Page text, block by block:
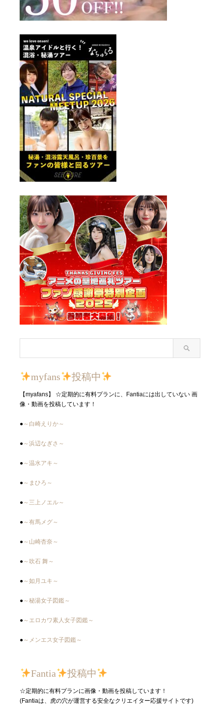
myfans 投稿中
【myafans】 ☆定期的に有料プランに、Fantiaには出していない 画
像・動画を投稿しています！
●～白崎えりか～
●～浜辺なぎさ～
●～温水アキ～
●～まひろ～
●～三上ノエル～
●～有馬メグ～
●～山崎杏奈～
●～吹石 舞～
●～如月ユキ～
●～秘湯女子図鑑～
●～エロカワ素人女子図鑑～
●～メンエス女子図鑑～
Fantia 投稿中
☆定期的に有料プランに画像・動画を投稿しています！
(Fantiaは、虎の穴が運営する安全なクリエイター応援サイトです)